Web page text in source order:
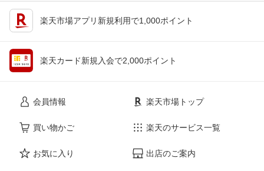
楽天市場アプリ新規利用で1,000ポイント
楽天カード新規入会で2,000ポイント
会員情報
買い物かご
お気に入り
楽天市場トップ
楽天のサービス一覧
出店のご案内